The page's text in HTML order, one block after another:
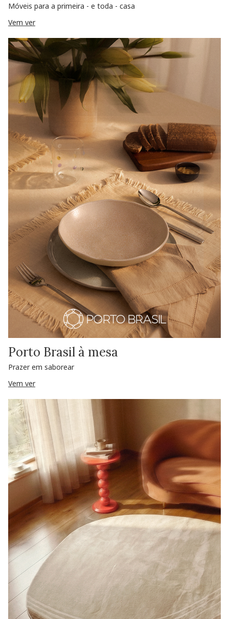
Móveis para a primeira - e toda - casa
Vem ver
Porto Brasil à mesa
Prazer em saborear
Vem ver